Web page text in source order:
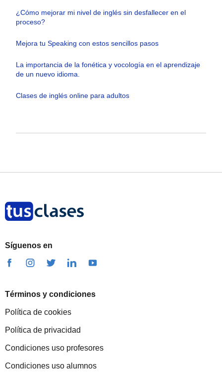
¿Cómo mejorar mi nivel de inglés sin desfallecer en el
proceso?
Mejora tu Speaking con estos sencillos pasos
La importancia de la fonética y vocología en el aprendizaje
de un nuevo idioma.
Clases de inglés online para adultos
Síguenos en
Términos y condiciones
Política de cookies
Política de privacidad
Condiciones uso profesores
Condiciones uso alumnos